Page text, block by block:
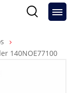
140NOE77100